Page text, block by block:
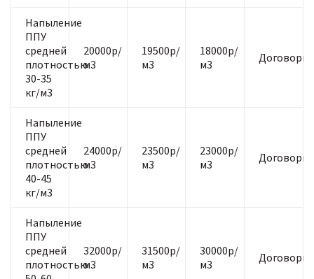
Напыление
ППУ
средней
плотностью
30-35
кг/м3
20000р/
м3
19500р/
м3
18000р/
м3
Напыление
ППУ
средней
плотностью
40-45
кг/м3
24000р/
м3
23500р/
м3
23000р/
м3
Напыление
ППУ
средней
плотностью
32000р/
м3
31500р/
м3
30000р/
м3